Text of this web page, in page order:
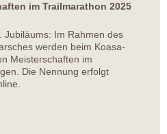
im Trailmarathon 2025
Jubiläums: Im Rahmen des
werden beim Koasa-
Meisterschaften im
Die Nennung erfolgt